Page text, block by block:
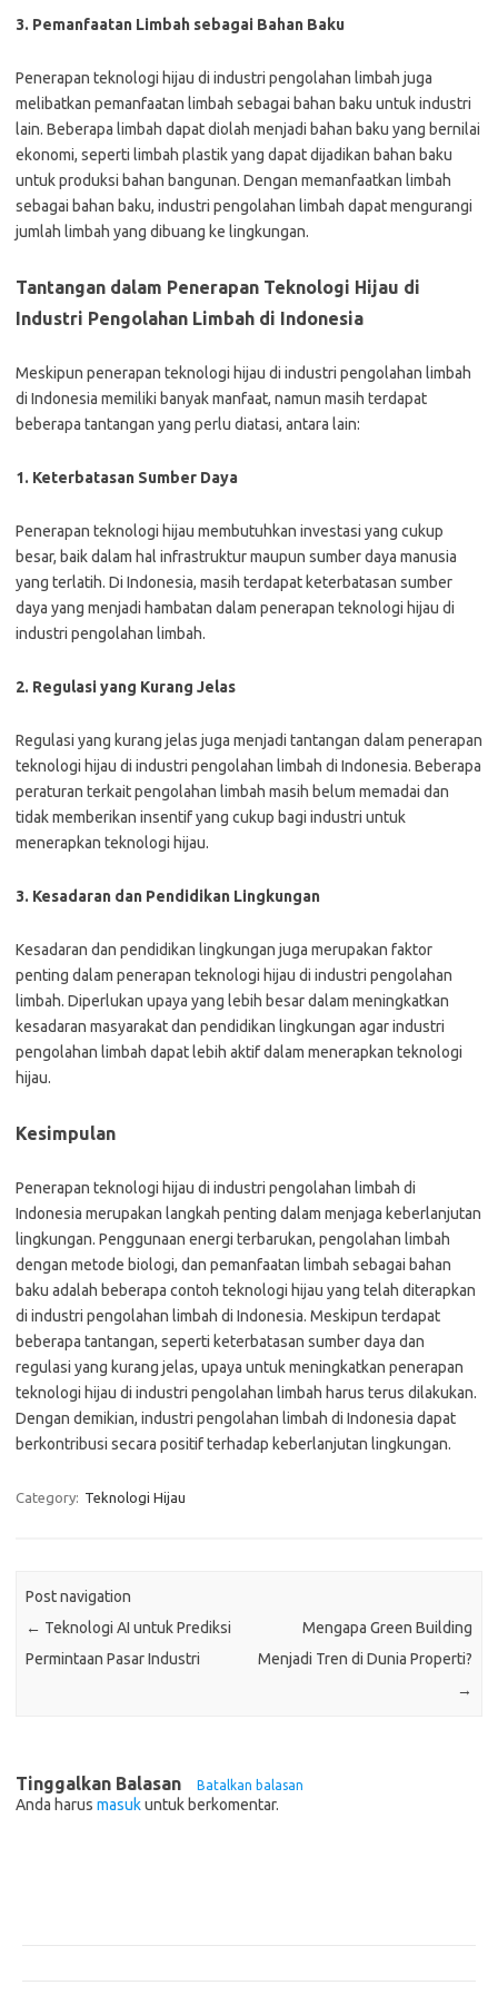
3. Pemanfaatan Limbah sebagai Bahan Baku
Penerapan teknologi hijau di industri pengolahan limbah juga
melibatkan pemanfaatan limbah sebagai bahan baku untuk industri
lain. Beberapa limbah dapat diolah menjadi bahan baku yang bernilai
ekonomi, seperti limbah plastik yang dapat dijadikan bahan baku
untuk produksi bahan bangunan. Dengan memanfaatkan limbah
sebagai bahan baku, industri pengolahan limbah dapat mengurangi
jumlah limbah yang dibuang ke lingkungan.
Tantangan dalam Penerapan Teknologi Hijau di
Industri Pengolahan Limbah di Indonesia
Meskipun penerapan teknologi hijau di industri pengolahan limbah
di Indonesia memiliki banyak manfaat, namun masih terdapat
beberapa tantangan yang perlu diatasi, antara lain:
1. Keterbatasan Sumber Daya
Penerapan teknologi hijau membutuhkan investasi yang cukup
besar, baik dalam hal infrastruktur maupun sumber daya manusia
yang terlatih. Di Indonesia, masih terdapat keterbatasan sumber
daya yang menjadi hambatan dalam penerapan teknologi hijau di
industri pengolahan limbah.
2. Regulasi yang Kurang Jelas
Regulasi yang kurang jelas juga menjadi tantangan dalam penerapan
teknologi hijau di industri pengolahan limbah di Indonesia. Beberapa
peraturan terkait pengolahan limbah masih belum memadai dan
tidak memberikan insentif yang cukup bagi industri untuk
menerapkan teknologi hijau.
3. Kesadaran dan Pendidikan Lingkungan
Kesadaran dan pendidikan lingkungan juga merupakan faktor
penting dalam penerapan teknologi hijau di industri pengolahan
limbah. Diperlukan upaya yang lebih besar dalam meningkatkan
kesadaran masyarakat dan pendidikan lingkungan agar industri
pengolahan limbah dapat lebih aktif dalam menerapkan teknologi
hijau.
Kesimpulan
Penerapan teknologi hijau di industri pengolahan limbah di
Indonesia merupakan langkah penting dalam menjaga keberlanjutan
lingkungan. Penggunaan energi terbarukan, pengolahan limbah
dengan metode biologi, dan pemanfaatan limbah sebagai bahan
baku adalah beberapa contoh teknologi hijau yang telah diterapkan
di industri pengolahan limbah di Indonesia. Meskipun terdapat
beberapa tantangan, seperti keterbatasan sumber daya dan
regulasi yang kurang jelas, upaya untuk meningkatkan penerapan
teknologi hijau di industri pengolahan limbah harus terus dilakukan.
Dengan demikian, industri pengolahan limbah di Indonesia dapat
berkontribusi secara positif terhadap keberlanjutan lingkungan.
Category: Teknologi Hijau
Post navigation
← Teknologi AI untuk Prediksi
Permintaan Pasar Industri
Mengapa Green Building
Menjadi Tren di Dunia Properti?
→
Tinggalkan Balasan Batalkan balasan
Anda harus masukuntuk berkomentar.